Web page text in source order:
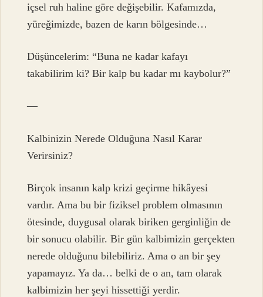
içsel ruh haline göre değişebilir. Kafamızda,
yüreğimizde, bazen de karın bölgesinde…
Düşüncelerim: “Buna ne kadar kafayı
takabilirim ki? Bir kalp bu kadar mı kaybolur?”
—
Kalbinizin Nerede Olduğuna Nasıl Karar
Verirsiniz?
Birçok insanın kalp krizi geçirme hikâyesi
vardır. Ama bu bir fiziksel problem olmasının
ötesinde, duygusal olarak biriken gerginliğin de
bir sonucu olabilir. Bir gün kalbimizin gerçekten
nerede olduğunu bilebiliriz. Ama o an bir şey
yapamayız. Ya da… belki de o an, tam olarak
kalbimizin her şeyi hissettiği yerdir.